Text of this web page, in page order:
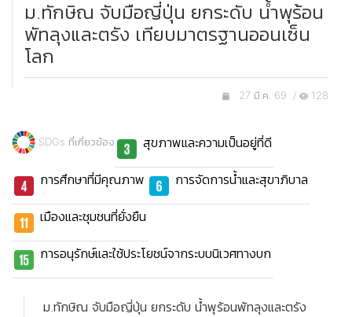
ม.ทักษิณ จับมือญี่ปุ่น ยกระดับ น้ำพุร้อน
พัทลุงและตรัง เทียบมาตรฐานออนเซ็น
โลก
27 มี.ค. 69 / 128
SDGs ที่เกี่ยวข้อง สุขภาพและความเป็นอยู่ที่ดี
การศึกษาที่มีคุณภาพ การจัดการน้ำและสุขาภิบาล
เมืองและชุมชนที่ยั่งยืน
การอนุรักษ์และใช้ประโยชน์จากระบบนิเวศทางบก
ม.ทักษิณ จับมือญี่ปุ่น ยกระดับ น้ำพุร้อนพัทลุงและตรัง